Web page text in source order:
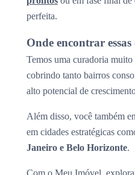
perfeita.
Onde encontrar
Temos uma curadoria
cobrindo tanto bairros
alto potencial de
Além disso, você também
em cidades estratégicas
Janeiro e Belo Horizonte.
Com o Meu Imóvel,